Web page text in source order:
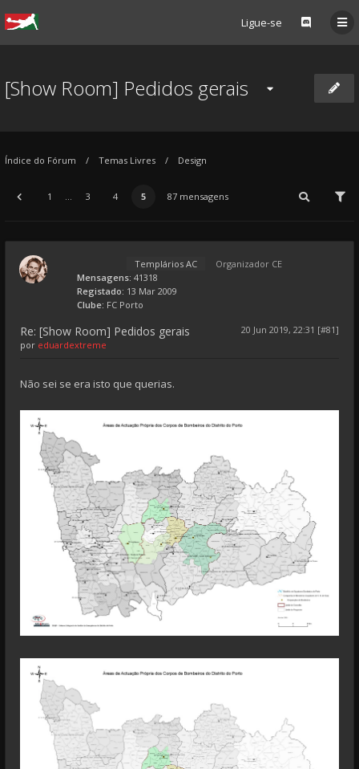
Ligue-se
[Show Room] Pedidos gerais
Índice do Fórum Temas Livres Design
1 ... 3 4 5 87 mensagens
Templários AC
Organizador CE
Mensagens: 41318
Registado: 13 Mar 2009
Clube: FC Porto
Re: [Show Room] Pedidos gerais
20 Jun 2019, 22:31 [#81]
por eduardextreme
Não sei se era isto que querias.